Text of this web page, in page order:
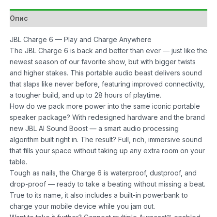
Опис
JBL Charge 6 — Play and Charge Anywhere
The JBL Charge 6 is back and better than ever — just like the
newest season of our favorite show, but with bigger twists
and higher stakes. This portable audio beast delivers sound
that slaps like never before, featuring improved connectivity,
a tougher build, and up to 28 hours of playtime.
How do we pack more power into the same iconic portable
speaker package? With redesigned hardware and the brand
new JBL AI Sound Boost — a smart audio processing
algorithm built right in. The result? Full, rich, immersive sound
that fills your space without taking up any extra room on your
table.
Tough as nails, the Charge 6 is waterproof, dustproof, and
drop-proof — ready to take a beating without missing a beat.
True to its name, it also includes a built-in powerbank to
charge your mobile device while you jam out.